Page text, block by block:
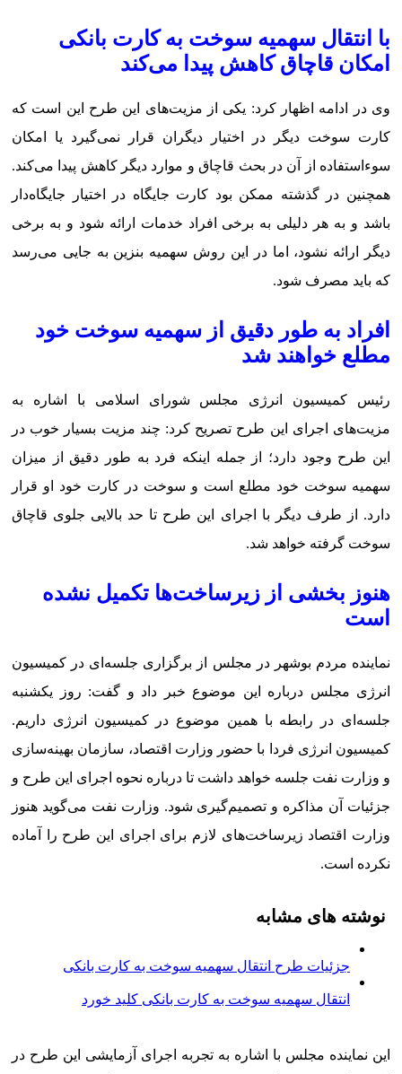
با انتقال سهمیه سوخت به کارت بانکی
امکان قاچاق کاهش پیدا می‌کند
وی در ادامه اظهار کرد: یکی از مزیت‌های این طرح این است که
کارت سوخت دیگر در اختیار دیگران قرار نمی‌گیرد یا امکان
سوءاستفاده از آن در بحث قاچاق و موارد دیگر کاهش پیدا می‌کند.
همچنین در گذشته ممکن بود کارت جایگاه در اختیار جایگاه‌دار
باشد و به هر دلیلی به برخی افراد خدمات ارائه شود و به برخی
دیگر ارائه نشود، اما در این روش سهمیه بنزین به جایی می‌رسد
که باید مصرف شود.
افراد به طور دقیق از سهمیه سوخت خود
مطلع خواهند شد
رئیس کمیسیون انرژی مجلس شورای اسلامی با اشاره به
مزیت‌های اجرای این طرح تصریح کرد: چند مزیت بسیار خوب در
این طرح وجود دارد؛ از جمله اینکه فرد به طور دقیق از میزان
سهمیه سوخت خود مطلع است و سوخت در کارت خود او قرار
دارد. از طرف دیگر با اجرای این طرح تا حد بالایی جلوی قاچاق
سوخت گرفته خواهد شد.
هنوز بخشی از زیرساخت‌ها تکمیل نشده
است
نماینده مردم بوشهر در مجلس از برگزاری جلسه‌ای در کمیسیون
انرژی مجلس درباره این موضوع خبر داد و گفت: روز یکشنبه
جلسه‌ای در رابطه با همین موضوع در کمیسیون انرژی داریم.
کمیسیون انرژی فردا با حضور وزارت اقتصاد، سازمان بهینه‌سازی
و وزارت نفت جلسه خواهد داشت تا درباره نحوه اجرای این طرح و
جزئیات آن مذاکره و تصمیم‌گیری شود. وزارت نفت می‌گوید هنوز
وزارت اقتصاد زیرساخت‌های لازم برای اجرای این طرح را آماده
نکرده است.
نوشته های مشابه
جزئیات طرح انتقال سهمیه سوخت به کارت بانکی
انتقال سهمیه سوخت به کارت بانکی کلید خورد
این نماینده مجلس با اشاره به تجربه اجرای آزمایشی این طرح در